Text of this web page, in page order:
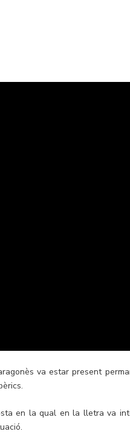
va estar present
en la qual en la lletra va